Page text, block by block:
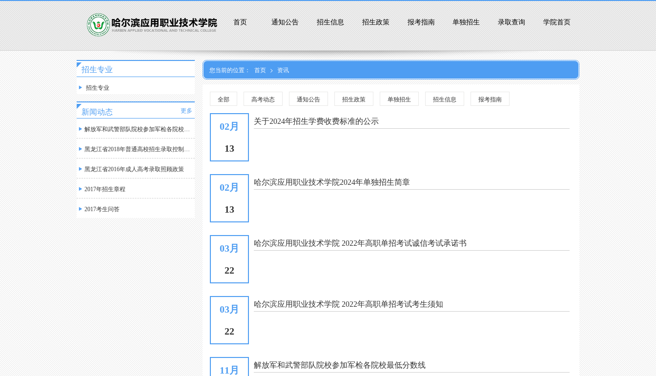
首页 通知公告 招生信息 招生政策 报考指南 单独招生 录取查询 学院首页
您当前的位置： 首页 > 资讯
全部 高考动态 通知公告 招生政策 单独招生 招生信息 报考指南
02月
13
关于2024年招生学费收费标准的公示
02月
13
哈尔滨应用职业技术学院2024年单独招生简章
03月
22
哈尔滨应用职业技术学院 2022年高职单招考试诚信考试承诺书
03月
22
哈尔滨应用职业技术学院 2022年高职单招考试考生须知
11月 解放军和武警部队院校参加军检各院校最低分数线
招生专业
招生专业
新闻动态 更多
解放军和武警部队院校参加军检各院校最低分数线
黑龙江省2018年普通高校招生录取控制分数线划定
黑龙江省2016年成人高考录取照顾政策
2017年招生章程
2017考生问答